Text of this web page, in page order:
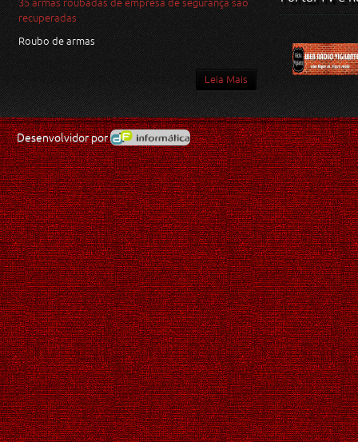
35 armas roubadas de empresa de segurança são
recuperadas
Roubo de armas
Leia Mais
Desenvolvidor por